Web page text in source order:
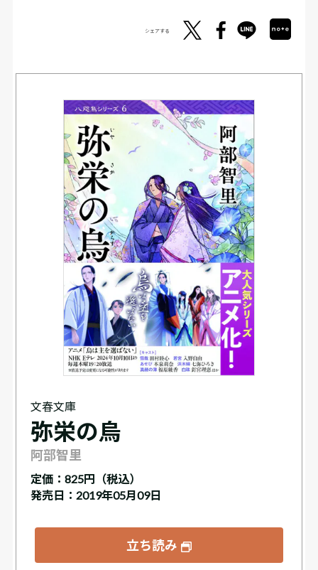
シェアする
文春文庫
弥栄の烏
阿部智里
定価： 825円（税込）
発売日：2019年05月09日
立ち読み